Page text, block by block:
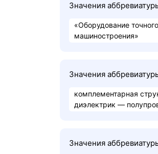
Значения
«Оборудование
машиностроения»
Значения
комплементарная
диэлектрик —
Значения